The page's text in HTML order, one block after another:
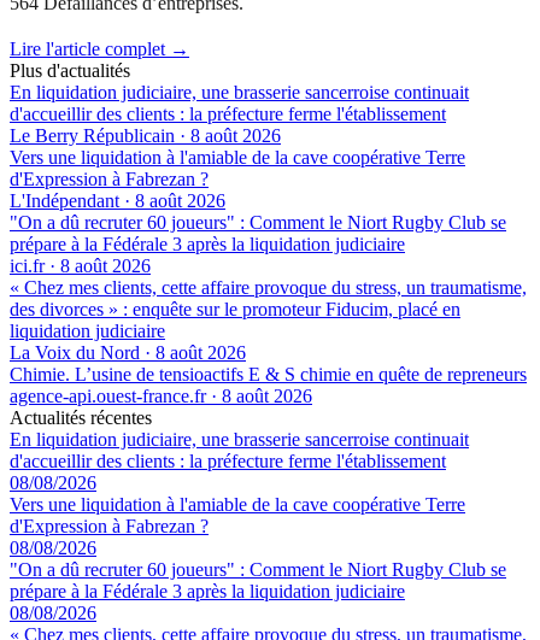
Lire l'article complet →
Plus d'actualités
En liquidation judiciaire, une brasserie sancerroise continuait
d'accueillir des clients : la préfecture ferme l'établissement
Le Berry Républicain · 8 août 2026
Vers une liquidation à l'amiable de la cave coopérative Terre
d'Expression à Fabrezan ?
L'Indépendant · 8 août 2026
"On a dû recruter 60 joueurs" : Comment le Niort Rugby Club se
prépare à la Fédérale 3 après la liquidation judiciaire
ici.fr· 8 août 2026
« Chez mes clients, cette affaire provoque du stress, un traumatisme,
des divorces » : enquête sur le promoteur Fiducim, placé en
liquidation judiciaire
La Voix du Nord · 8 août 2026
Chimie. L’usine de tensioactifs E & S chimie en quête de repreneurs
agence-api.ouest-france.fr· 8 août 2026
Actualités récentes
En liquidation judiciaire, une brasserie sancerroise continuait
d'accueillir des clients : la préfecture ferme l'établissement
08/08/2026
Vers une liquidation à l'amiable de la cave coopérative Terre
d'Expression à Fabrezan ?
08/08/2026
"On a dû recruter 60 joueurs" : Comment le Niort Rugby Club se
prépare à la Fédérale 3 après la liquidation judiciaire
08/08/2026
« Chez mes clients, cette affaire provoque du stress, un traumatisme,